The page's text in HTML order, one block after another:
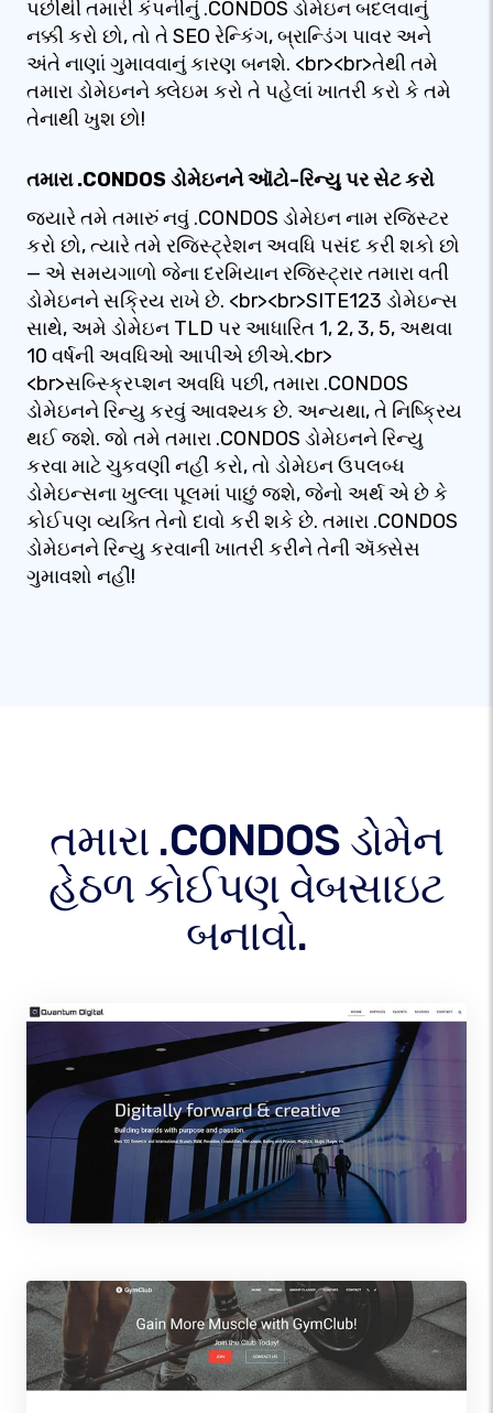
પછીથી તમારી કંપનીનું .CONDOS ડોમેઇન બદલવાનું
નક્કી કરો છો, તો તે SEO રેન્કિંગ, બ્રાન્ડિંગ પાવર અને
અંતે નાણાં ગુમાવવાનું કારણ બનશે. <br><br>તેથી તમે
તમારા ડોમેઇનને ક્લેઇમ કરો તે પહેલાં ખાતરી કરો કે તમે
તેનાથી ખુશ છો!
તમારા .CONDOS ડોમેઇનને ઑટો-રિન્યુ પર સેટ કરો
જ્યારે તમે તમારું નવું .CONDOS ડોમેઇન નામ રજિસ્ટર
કરો છો, ત્યારે તમે રજિસ્ટ્રેશન અવધિ પસંદ કરી શકો છો
— એ સમયગાળો જેના દરમિયાન રજિસ્ટ્રાર તમારા વતી
ડોમેઇનને સક્રિય રાખે છે. <br><br>SITE123 ડોમેઇન્સ
સાથે, અમે ડોમેઇન TLD પર આધારિત 1, 2, 3, 5, અથવા
10 વર્ષની અવધિઓ આપીએ છીએ.<br>
<br>સબ્સ્ક્રિપ્શન અવધિ પછી, તમારા .CONDOS
ડોમેઇનને રિન્યુ કરવું આવશ્યક છે. અન્યથા, તે નિષ્ક્રિય
થઈ જશે. જો તમે તમારા .CONDOS ડોમેઇનને રિન્યુ
કરવા માટે ચુકવણી નહીં કરો, તો ડોમેઇન ઉપલબ્ધ
ડોમેઇન્સના ખુલ્લા પૂલમાં પાછું જશે, જેનો અર્થ એ છે કે
કોઈપણ વ્યક્તિ તેનો દાવો કરી શકે છે. તમારા .CONDOS
ડોમેઇનને રિન્યુ કરવાની ખાતરી કરીને તેની ઍક્સેસ
ગુમાવશો નહીં!
તમારા .CONDOS ડોમેન
હેઠળ કોઈપણ વેબસાઇટ
બનાવો.